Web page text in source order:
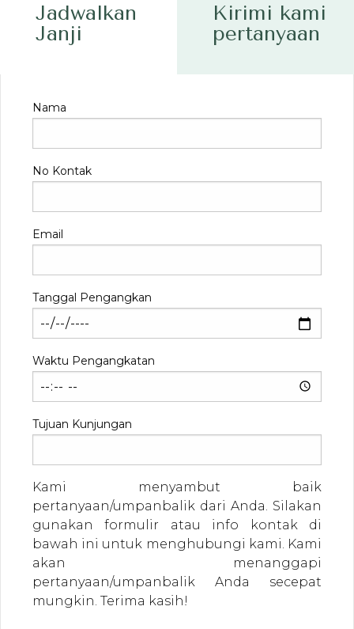
Jadwalkan
Janji
Kirimi kami
pertanyaan
Nama
No Kontak
Email
Tanggal Pengangkan
Waktu Pengangkatan
Tujuan Kunjungan
Kami menyambut baik
pertanyaan/umpanbalik dari Anda. Silakan
gunakan formulir atau info kontak di
bawah ini untuk menghubungi kami. Kami
akan menanggapi
pertanyaan/umpanbalik Anda secepat
mungkin. Terima kasih!
BIARKAN KAMI MEMBANTUMU